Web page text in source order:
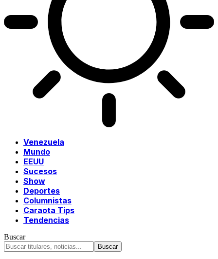
Venezuela
Mundo
EEUU
Sucesos
Show
Deportes
Columnistas
Caraota Tips
Tendencias
Buscar